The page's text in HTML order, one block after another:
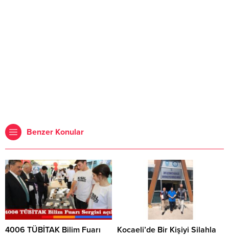
Benzer Konular
4006 TÜBİTAK Bilim Fuarı
Kocaeli’de Bir Kişiyi Silahla